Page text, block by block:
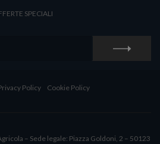
SPECIALI
Policy Cookie Policy
– Sede legale: Piazza Goldoni, 2 – 50123